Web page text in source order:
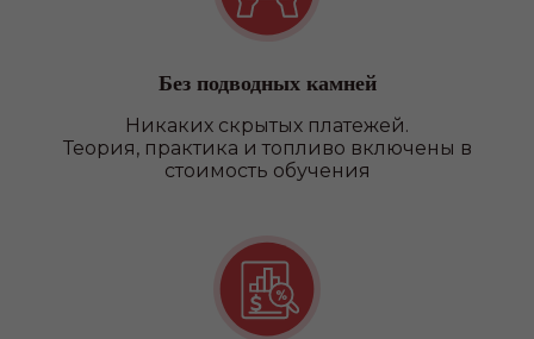
Без подводных камней
Никаких скрытых платежей.
Теория, практика и топливо включены в
стоимость обучения